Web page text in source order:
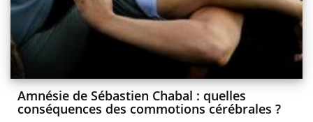
Amnésie de Sébastien Chabal : quelles
conséquences des commotions cérébrales ?